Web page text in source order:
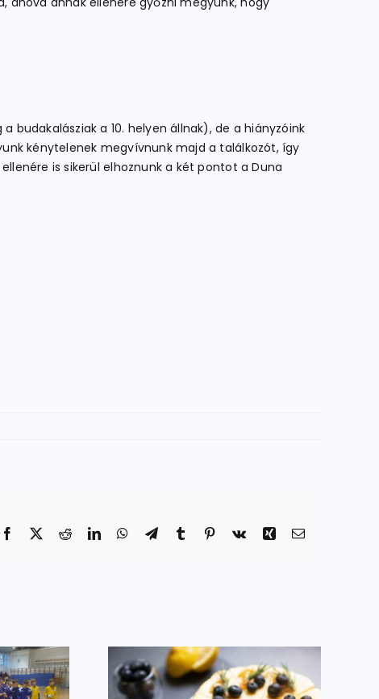
a 10. helyen állnak), de a hiányzóink
kénytelenek megvívnunk majd a találkozót, így
is sikerül elhoznunk a két pontot a Duna
Facebook RedditLinkedInWhatsApp
TelegramTumblr Pinterest
Vk Xing Email: